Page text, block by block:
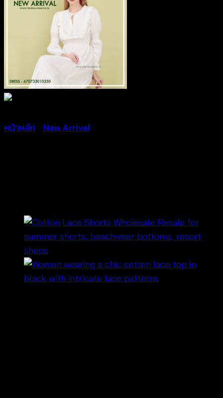
หน้าหลัก New Arrival